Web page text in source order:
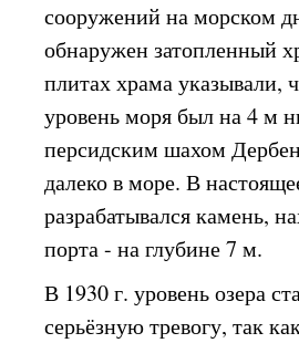
сооружений на морском
обнаружен затопленный
плитах храма указывали,
уровень моря был на 4 м
персидским шахом
далеко в море. В
разрабатывался камень,
порта - на глубине 7 м.
В 1930 г. уровень озера
серьёзную тревогу, так